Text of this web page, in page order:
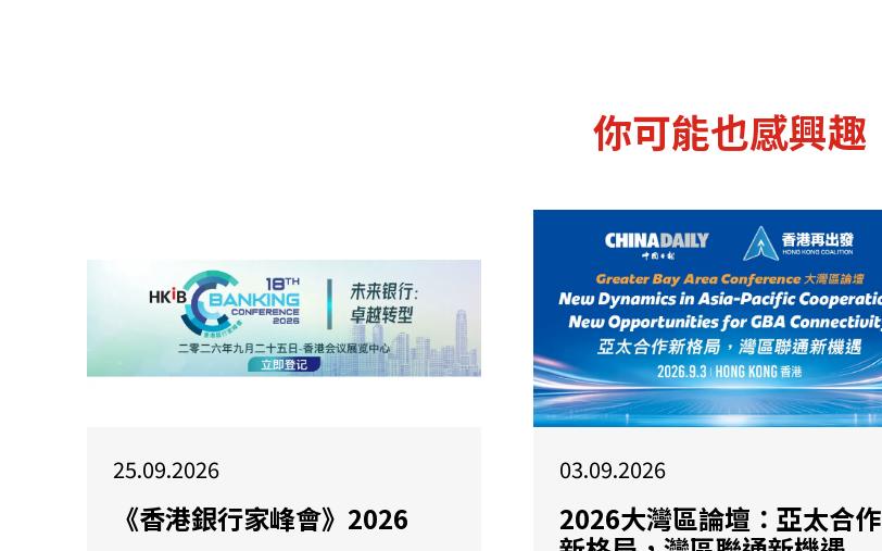
你可能也感興趣
25.09.2026
《香港銀行家峰會》2026
03.09.2026
2026大灣區論壇：亞太合作